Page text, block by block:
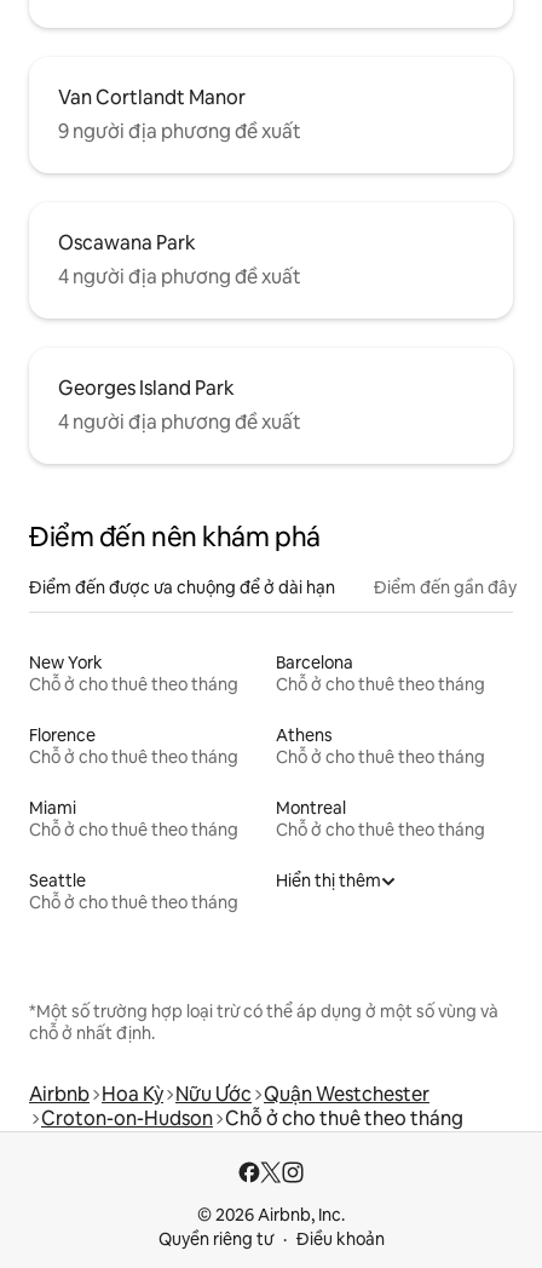
Van Cortlandt Manor
9 người địa phương đề xuất
Oscawana Park
4 người địa phương đề xuất
Georges Island Park
4 người địa phương đề xuất
Điểm đến nên khám phá
Điểm đến được ưa chuộng để ở dài hạn Điểm đến gần đây
New York
Chỗ ở cho thuê theo tháng
Barcelona
Chỗ ở cho thuê theo tháng
Florence
Chỗ ở cho thuê theo tháng
Athens
Chỗ ở cho thuê theo tháng
Miami
Chỗ ở cho thuê theo tháng
Montreal
Chỗ ở cho thuê theo tháng
Seattle
Chỗ ở cho thuê theo tháng
Hiển thị thêm
*Một số trường hợp loại trừ có thể áp dụng ở một số vùng và
chỗ ở nhất định.
Airbnb Hoa Kỳ Nữu Ước Quận Westchester
Croton-on-Hudson Chỗ ở cho thuê theo tháng
© 2026 Airbnb, Inc.
Quyền riêng tư
Điều khoản